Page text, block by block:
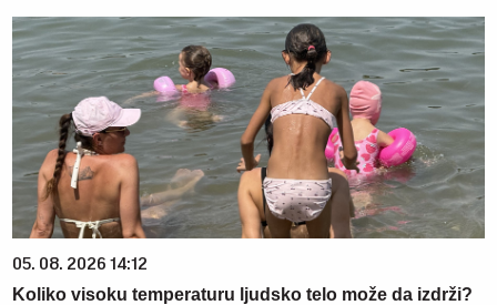
05. 08. 2026 14:12
Koliko visoku temperaturu ljudsko telo može da izdrži?